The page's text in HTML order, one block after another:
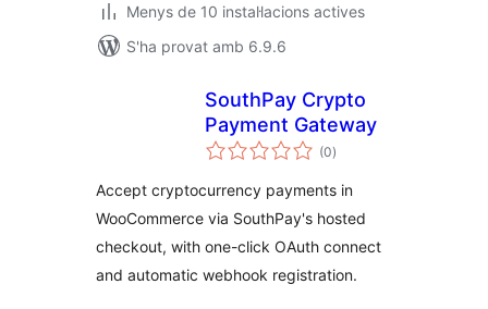
Menys de 10 instal·lacions actives
S'ha provat amb 6.9.6
SouthPay Crypto
Payment Gateway
(0puntuacions
totals
)
Accept cryptocurrency payments in
WooCommerce via SouthPay's hosted
checkout, with one-click OAuth connect
and automatic webhook registration.